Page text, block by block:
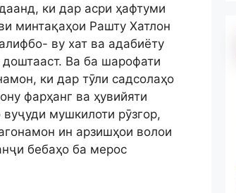
ки дар асри ҳафтуми
минтақаҳои Рашту Хатлон
ву хат ва адабиёту
Ва ба шарофати
ки дар тӯли садсолаҳо
фарҳанг ва ҳувийяти
мушкилоти рӯзгор,
ин арзишҳои волои
бебаҳо ба мерос